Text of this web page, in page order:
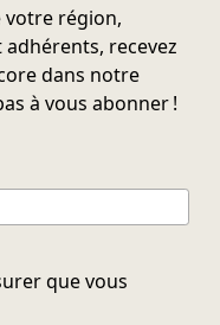
votre région,
recevez
dans notre
à vous abonner !
que vous